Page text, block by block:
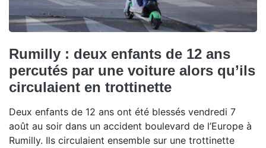
Rumilly : deux enfants de 12 ans
percutés par une voiture alors qu’ils
circulaient en trottinette
Deux enfants de 12 ans ont été blessés vendredi 7
août au soir dans un accident boulevard de l’Europe à
Rumilly. Ils circulaient ensemble sur une trottinette